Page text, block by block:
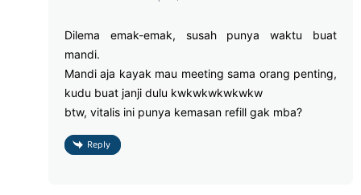
Dilema emak-emak, susah punya waktu buat
mandi.
Mandi aja kayak mau meeting sama orang penting,
kudu buat janji dulu kwkwkwkwkwkw
btw, vitalis ini punya kemasan refill gak mba?
Reply